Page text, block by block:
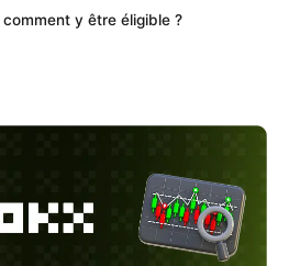
y être éligible ?